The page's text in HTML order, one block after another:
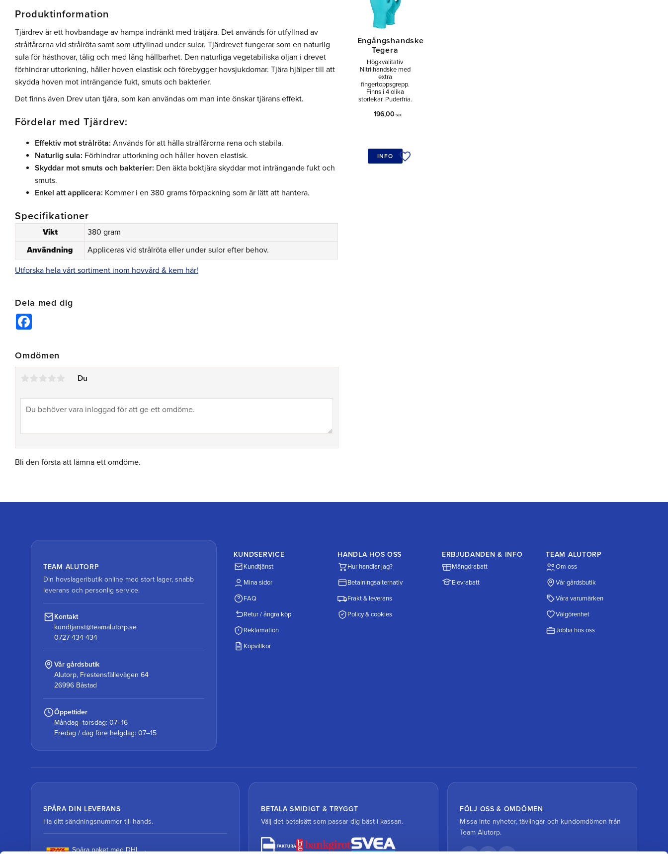
Produktinformation
Tjärdrev är ett hovbandage av hampa indränkt med trätjära. Det används för utfyllnad av
strålfårorna vid strålröta samt som utfyllnad under sulor. Tjärdrevet fungerar som en naturlig
sula för hästhovar, tålig och med lång hållbarhet. Den naturliga vegetabiliska oljan i drevet
förhindrar uttorkning, håller hoven elastisk och förebygger hovsjukdomar. Tjära hjälper till att
skydda hoven mot inträngande fukt, smuts och bakterier.
Det finns även Drev utan tjära, som kan användas om man inte önskar tjärans effekt.
Fördelar med Tjärdrev:
Effektiv mot strålröta: Används för att hålla strålfårorna rena och stabila.
Naturlig sula: Förhindrar uttorkning och håller hoven elastisk.
Skyddar mot smuts och bakterier: Den äkta boktjära skyddar mot inträngande fukt och
smuts.
Enkel att applicera: Kommer i en 380 grams förpackning som är lätt att hantera.
Specifikationer
Vikt
380 gram
Användning
Appliceras vid strålröta eller under sulor efter behov.
Utforska hela vårt sortiment inom hovvård & kem här!
Engångshandske
Tegera
Högkvalitativ
Nitrilhandske med
extra
fingertoppsgrepp.
Finns i 4 olika
storlekar. Puderfria.
196,00 SEK
Lägg till i önskelista
INFO
Dela med dig
Omdömen
Du
Bli den första att lämna ett omdöme.
TEAM ALUTORP
Din hovslageributik online med stort lager, snabb
leverans och personlig service.
Kontakt
kundtjanst@teamalutorp.se
0727-434 434
Vår gårdsbutik
Alutorp, Frestensfällevägen 64
26996 Båstad
Öppettider
Måndag–torsdag: 07–16
Fredag / dag före helgdag: 07–15
KUNDSERVICE
Kundtjänst
Mina sidor
FAQ
Retur / ångra köp
Reklamation
Köpvillkor
HANDLA HOS OSS
Hur handlar jag?
Betalningsalternativ
Frakt & leverans
Policy & cookies
ERBJUDANDEN & INFO
Mängdrabatt
Elevrabatt
TEAM ALUTORP
Om oss
Vår gårdsbutik
Våra varumärken
Välgörenhet
Jobba hos oss
SPÅRA DIN LEVERANS
Ha ditt sändningsnummer till hands.
Spåra paket med DHL
BETALA SMIDIGT & TRYGGT
Välj det betalsätt som passar dig bäst i kassan.
FÖLJ OSS & OMDÖMEN
Missa inte nyheter, tävlingar och kundomdömen från
Team Alutorp.